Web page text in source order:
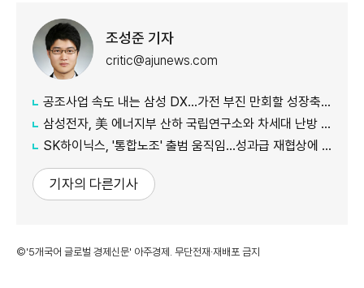
조성준 기자
critic@ajunews.com
공조사업 속도 내는 삼성 DX…가전 부진 만회할 성장축 육성
삼성전자, 美 에너지부 산하 국립연구소와 차세대 난방 기술 개발 박차
SK하이닉스, '통합노조' 출범 움직임…성과급 재협상에 내부 반발
기자의 다른기사
©'5개국어 글로벌 경제신문' 아주경제. 무단전재·재배포 금지